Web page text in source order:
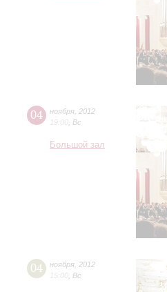
04 ноября 2012
19:00 Вс
Большой зал
04 ноября 2012
15:00 Вс